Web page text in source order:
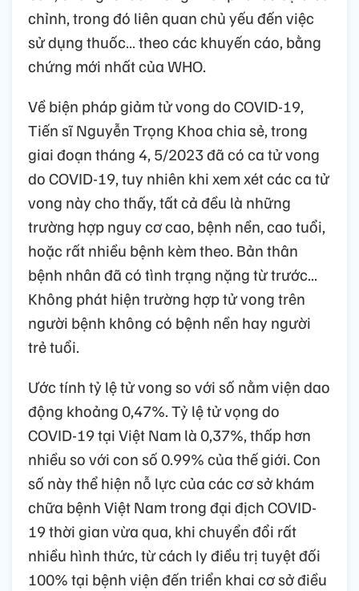
chỉnh, trong đó liên quan chủ yếu đến việc
sử dụng thuốc… theo các khuyến cáo, bằng
chứng mới nhất của WHO.
Về biện pháp giảm tử vong do COVID-19,
Tiến sĩ Nguyễn Trọng Khoa chia sẻ, trong
giai đoạn tháng 4, 5/2023 đã có ca tử vong
do COVID-19, tuy nhiên khi xem xét các ca tử
vong này cho thấy, tất cả đều là những
trường hợp nguy cơ cao, bệnh nền, cao tuổi,
hoặc rất nhiều bệnh kèm theo. Bản thân
bệnh nhân đã có tình trạng nặng từ trước...
Không phát hiện trường hợp tử vong trên
người bệnh không có bệnh nền hay người
trẻ tuổi.
Ước tính tỷ lệ tử vong so với số nằm viện dao
động khoảng 0,47%. Tỷ lệ tử vọng do
COVID-19 tại Việt Nam là 0,37%, thấp hơn
nhiều so với con số 0.99% của thế giới. Con
số này thể hiện nỗ lực của các cơ sở khám
chữa bệnh Việt Nam trong đại địch COVID-
19 thời gian vừa qua, khi chuyển đổi rất
nhiều hình thức, từ cách ly điều trị tuyệt đối
100% tại bệnh viện đến triển khai cơ sở điều